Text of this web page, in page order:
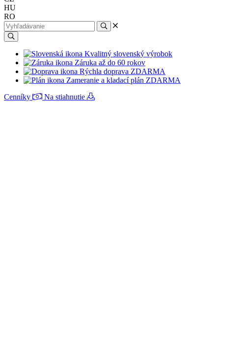
HU
RO
Kvalitný slovenský výrobok
Záruka až do 60 rokov
Rýchla doprava ZDARMA
Zameranie a kladací plán ZDARMA
Cenníky
Na stiahnutie